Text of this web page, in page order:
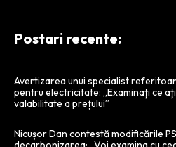
Postari recente:
Avertizarea unui specialist
pentru electricitate: „Examinați ce
valabilitate a prețului”
Nicușor Dan contestă modificările